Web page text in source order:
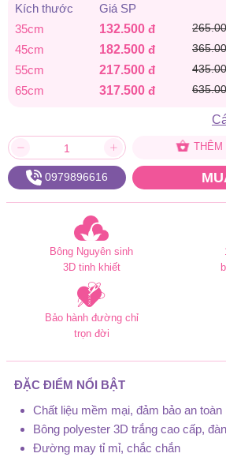
Kích thước Giá SP
35cm
132.500 đ
45cm
182.500 đ
55cm
217.500 đ
65cm
317.500 đ
THÊM
0979896616
Bông Nguyên sinh
3D tinh khiết
Bảo hành đường chỉ
trọn đời
ĐẶC ĐIỂM NỔI BẬT
Chất liệu mềm mại, đảm bảo an toàn
Bông polyester 3D trắng cao cấp,
Đường may tỉ mỉ, chắc chắn